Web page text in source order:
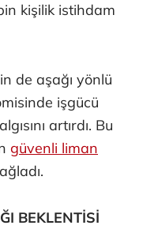
kişilik istihdam
de aşağı yönlü
işgücü
artırdı. Bu
güvenli liman
BEKLENTİSİ